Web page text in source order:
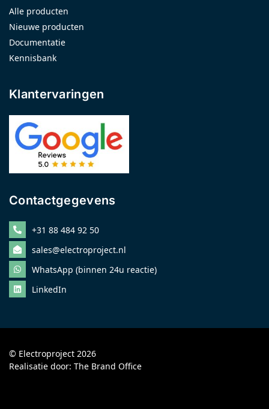
Alle producten
Nieuwe producten
Documentatie
Kennisbank
Klantervaringen
Contactgegevens
+31 88 484 92 50
sales@electroproject.nl
WhatsApp (binnen 24u reactie)
LinkedIn
© Electroproject 2026
Realisatie door: The Brand Office